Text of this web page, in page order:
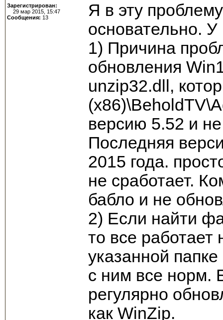
Зарегистрирован:
29 мар 2015, 15:47
Сообщения: 13
Я в эту
основательно.
1) Причина
обновления
unzip32.dll,
версию 5.52 и
Последняя
2015 года.
не сработает.
бабло и не
2) Если найти
то все работает
указанной
с ним все норм.
регулярно
как WinZip.